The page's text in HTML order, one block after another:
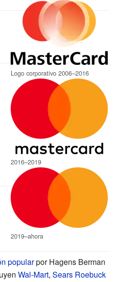
Logo corporativo 2006–2016
2016–2019
2019–ahora
popularporHagens Berman
Wal-Mart, Sears Roebuck